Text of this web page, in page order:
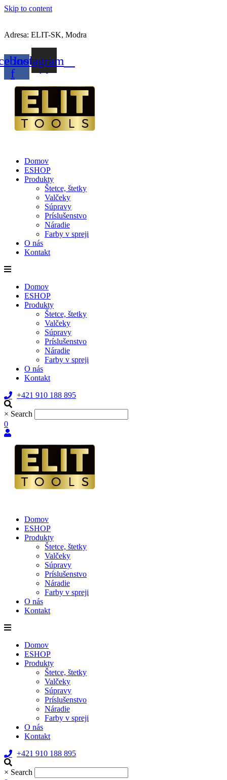
Skip to content
Adresa: ELIT-SK, Modra
f
Instagram
Domov
ESHOP
Produkty
Štetce, štetky
Valčeky
Súpravy
Príslušenstvo
Náradie
Farby v spreji
O nás
Kontakt
Domov
ESHOP
Produkty
Štetce, štetky
Valčeky
Súpravy
Príslušenstvo
Náradie
Farby v spreji
O nás
Kontakt
+421 910 188 895
× Search
0
Domov
ESHOP
Produkty
Štetce, štetky
Valčeky
Súpravy
Príslušenstvo
Náradie
Farby v spreji
O nás
Kontakt
Domov
ESHOP
Produkty
Štetce, štetky
Valčeky
Súpravy
Príslušenstvo
Náradie
Farby v spreji
O nás
Kontakt
+421 910 188 895
× Search